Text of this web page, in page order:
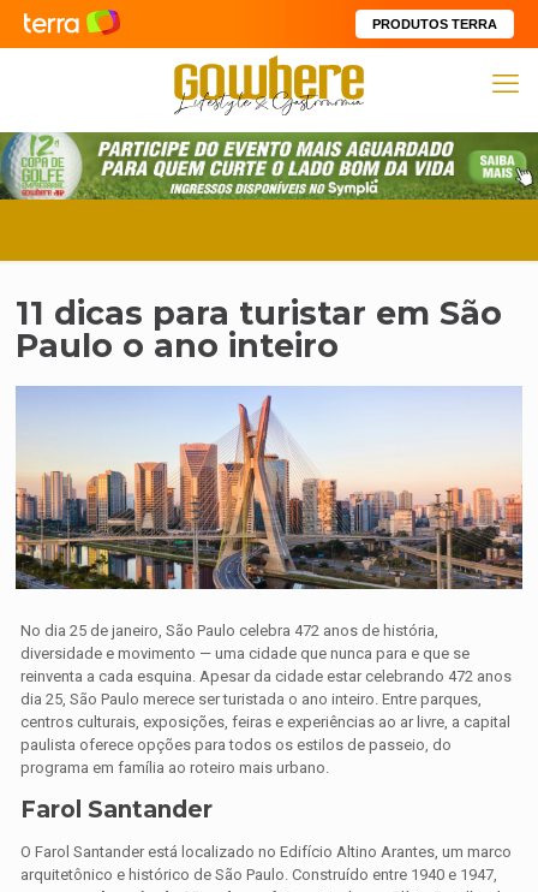
PRODUTOS TERRA
11 dicas para turistar em São
Paulo o ano inteiro
No dia 25 de janeiro, São Paulo celebra 472 anos de história,
diversidade e movimento — uma cidade que nunca para e que se
reinventa a cada esquina. Apesar da cidade estar celebrando 472 anos
dia 25, São Paulo merece ser turistada o ano inteiro. Entre parques,
centros culturais, exposições, feiras e experiências ao ar livre, a capital
paulista oferece opções para todos os estilos de passeio, do
programa em família ao roteiro mais urbano.
Farol Santander
O Farol Santander está localizado no Edifício Altino Arantes, um marco
arquitetônico e histórico de São Paulo. Construído entre 1940 e 1947,